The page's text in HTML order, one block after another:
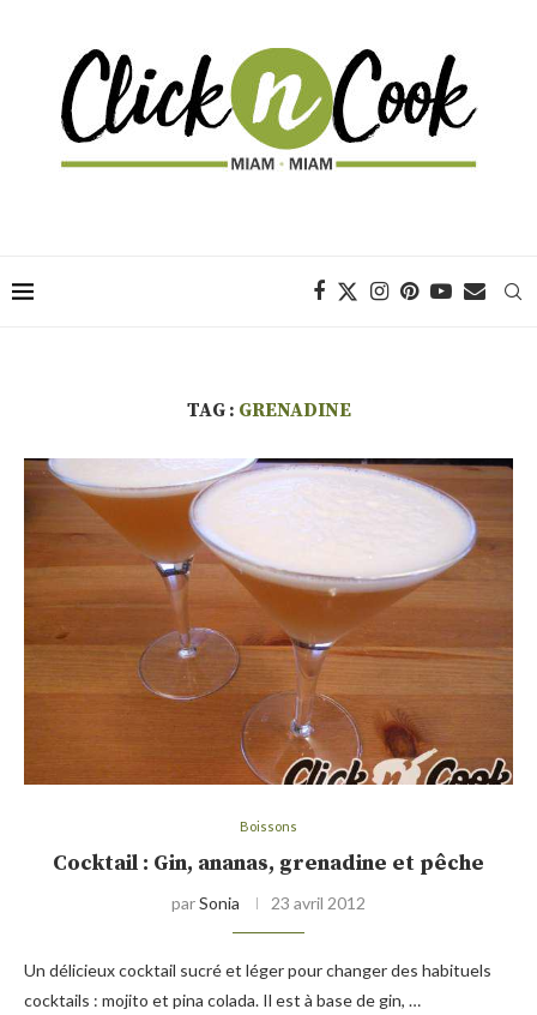
TAG : GRENADINE
Boissons
Cocktail : Gin, ananas, grenadine et pêche
parSonia 23 avril 2012
Un délicieux cocktail sucré et léger pour changer des habituels
cocktails : mojito et pina colada. Il est à base de gin, …